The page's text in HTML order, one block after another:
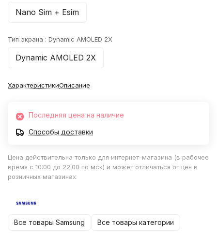
Nano Sim + Esim
Тип экрана : Dynamic AMOLED 2X
Dynamic AMOLED 2X
ХарактеристикиОписание
Последняя цена на наличие
Способы доставки
Цена действительна только для интернет-магазина (в рабочее
время с 10:00 до 22:00 по мск) и может отличаться от цен в
розничных магазинах
Все товары Samsung Все товары категории